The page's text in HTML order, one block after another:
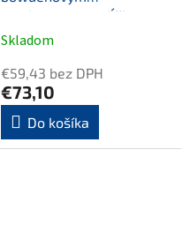
mechanizmom, dĺžka
1000mm, zátka 72mm,
Skladom
€59,43 bez DPH
€73,10
Do košíka